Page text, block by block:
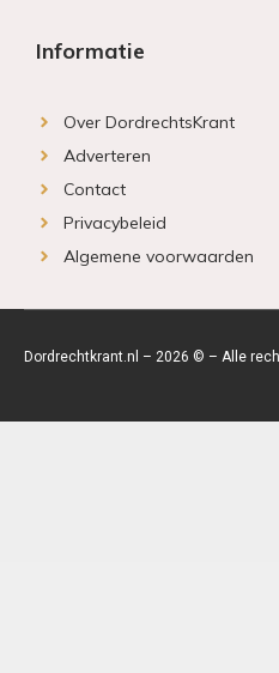
Informatie
Over DordrechtsKrant
Adverteren
Contact
Privacybeleid
Algemene voorwaarden
Dordrechtkrant.nl – 2026 © – Alle